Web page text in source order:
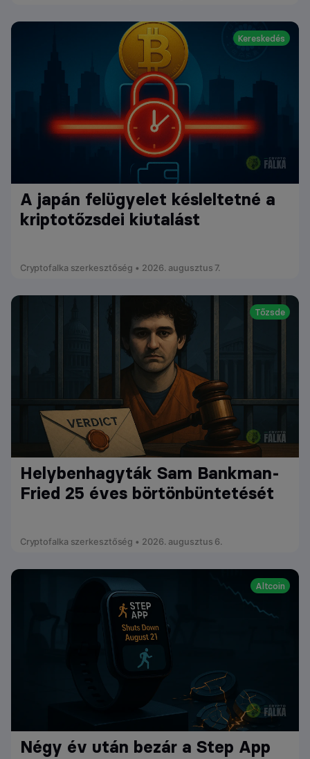
Kereskedés
A japán felügyelet késleltetné a
kriptotőzsdei kiutalást
Cryptofalka szerkesztőség • 2026. augusztus 7.
Tőzsde
Helybenhagyták Sam Bankman-
Fried 25 éves börtönbüntetését
Cryptofalka szerkesztőség • 2026. augusztus 6.
Altcoin
Négy év után bezár a Step App